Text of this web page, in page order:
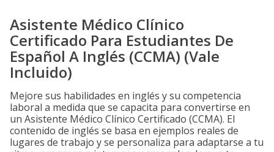
Asistente Médico Clínico
Certificado Para Estudiantes De
Español A Inglés (CCMA) (Vale
Incluido)
Mejore sus habilidades en inglés y su competencia
laboral a medida que se capacita para convertirse en
un Asistente Médico Clínico Certificado (CCMA). El
contenido de inglés se basa en ejemplos reales de
lugares de trabajo y se personaliza para adaptarse a tu